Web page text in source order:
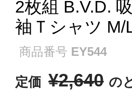
2枚組 B.V.D.
袖Ｔシャツ M/
商品番号 EY544
定価 ¥2,640 の